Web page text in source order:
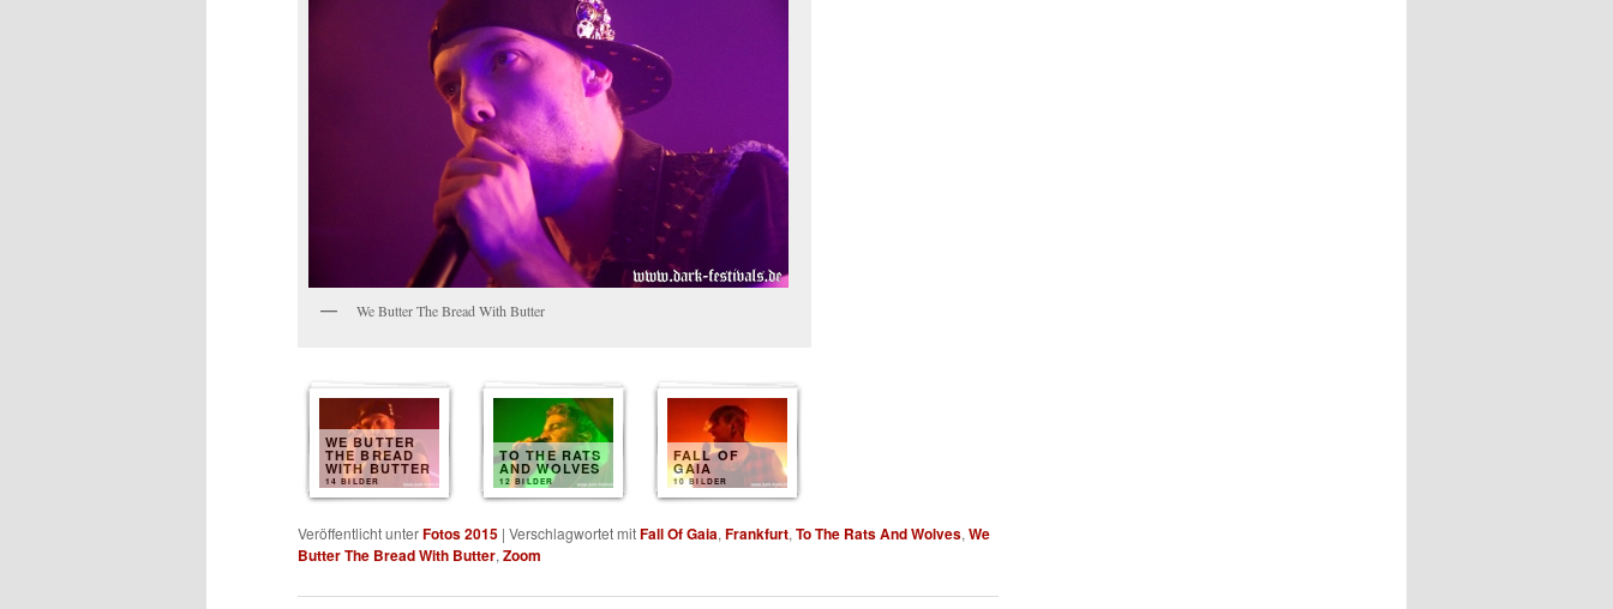
We Butter The Bread With Butter
WE BUTTER
THE BREAD
WITH BUTTER
14 BILDER
TO THE RATS
AND WOLVES
12 BILDER
FALL OF
GAIA
10 BILDER
Veröffentlicht unterFotos 2015 | Verschlagwortet mitFall Of Gaia,Frankfurt,To The Rats And Wolves,We
Butter The Bread With Butter,Zoom